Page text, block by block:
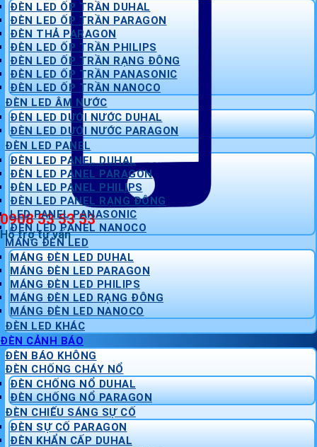
0908 53 53 53
Hỗ trợ tư vấn
ĐÈN LED ỐP TRẦN DUHAL
ĐÈN LED ỐP TRẦN PARAGON
ĐÈN THẢ PARAGON
ĐÈN LED ỐP TRẦN PHILIPS
ĐÈN LED ỐP TRẦN RẠNG ĐÔNG
ĐÈN LED ỐP TRẦN PANASONIC
ĐÈN LED ỐP TRẦN NANOCO
ĐÈN LED ÂM NƯỚC
ĐÈN LED DƯỚI NƯỚC DUHAL
ĐÈN LED DƯỚI NƯỚC PARAGON
ĐÈN LED PANEL
ĐÈN LED PANEL DUHAL
ĐÈN LED PANEL PARAGON
ĐÈN LED PANEL PHILIPS
ĐÈN LED PANEL RẠNG ĐÔNG
LED PANEL PANASONIC
ĐÈN LED PANEL NANOCO
MÁNG ĐÈN LED
MÁNG ĐÈN LED DUHAL
MÁNG ĐÈN LED PARAGON
MÁNG ĐÈN LED PHILIPS
MÁNG ĐÈN LED RẠNG ĐÔNG
MÁNG ĐÈN LED NANOCO
ĐÈN LED KHÁC
ĐÈN CẢNH BÁO
ĐÈN BÁO KHÔNG
ĐÈN CHỐNG CHÁY NỔ
ĐÈN CHỐNG NỔ DUHAL
ĐÈN CHỐNG NỔ PARAGON
ĐÈN CHIẾU SÁNG SỰ CỐ
ĐÈN SỰ CỐ PARAGON
ĐÈN KHẨN CẤP DUHAL